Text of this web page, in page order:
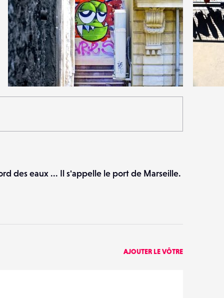
0
20
des eaux ... Il s'appelle le port de Marseille.
AJOUTER LE VÔTRE